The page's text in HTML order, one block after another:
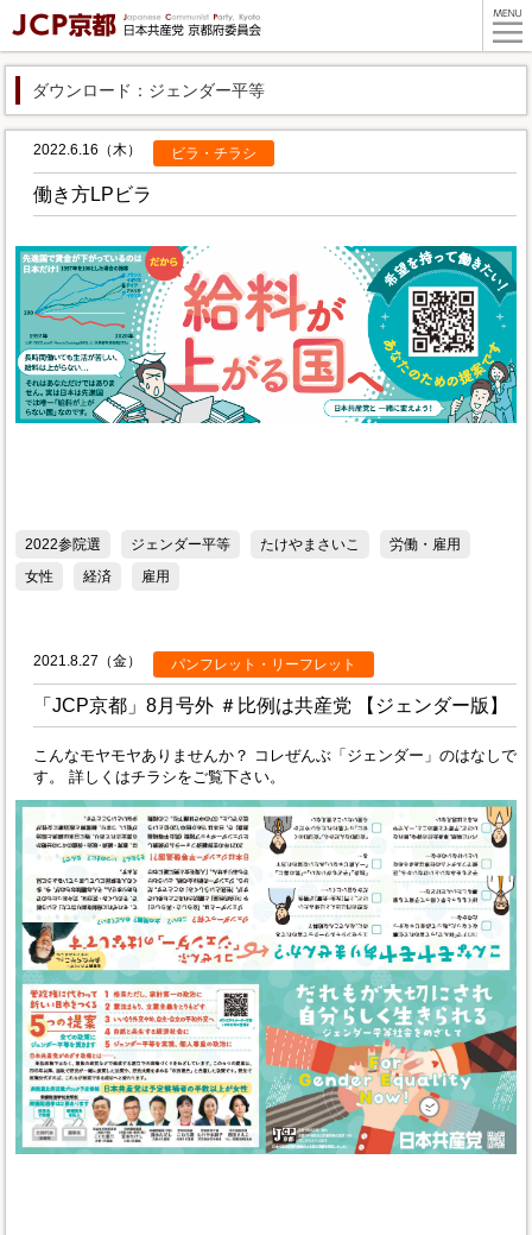
ダウンロード：ジェンダー平等
2022.6.16（木） ビラ・チラシ
働き方LPビラ
2022参院選 ジェンダー平等 たけやまさいこ
労働・雇用
女性
経済 雇用
2021.8.27（金） パンフレット・リーフレット
「JCP京都」8月号外 ＃比例は共産党 【ジェンダー版】
こんなモヤモヤありませんか？ コレぜんぶ「ジェンダー」のはなしで
す。 詳しくはチラシをご覧下さい。